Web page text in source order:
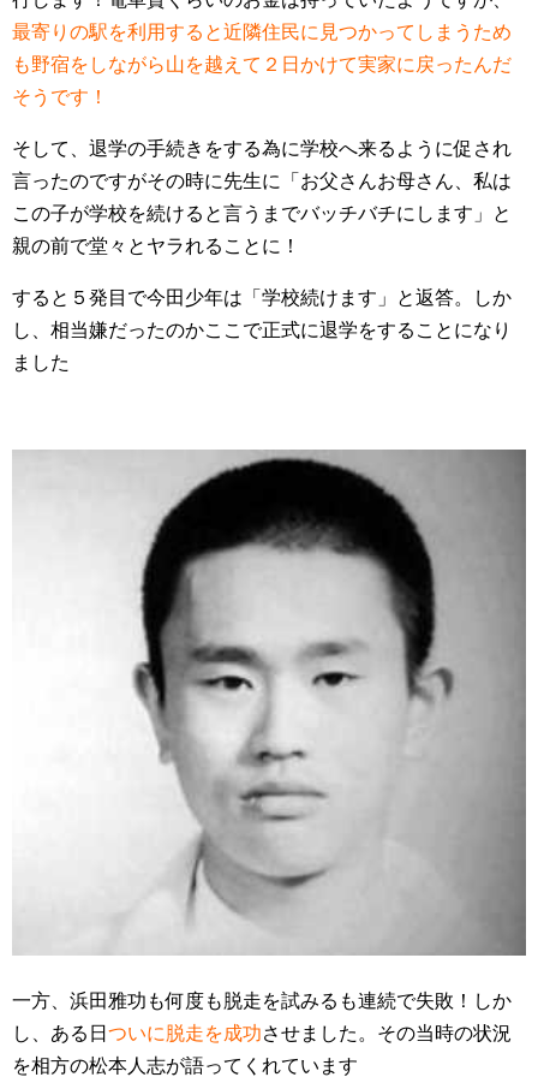
最寄りの駅を利用すると近隣住民に見つかってしまうため
も野宿をしながら山を越えて２日かけて実家に戻ったんだ
そうです！
そして、退学の手続きをする為に学校へ来るように促され
言ったのですがその時に先生に「お父さんお母さん、私は
この子が学校を続けると言うまでバッチバチにします」と
親の前で堂々とヤラれることに！
すると５発目で今田少年は「学校続けます」と返答。しか
し、相当嫌だったのかここで正式に退学をすることになり
ました
一方、浜田雅功も何度も脱走を試みるも連続で失敗！しか
し、ある日 ついに脱走を成功させました。その当時の状況
を相方の松本人志が語ってくれています